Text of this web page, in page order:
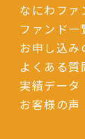
なにわファ
ファンド一
お申し込み
よくある質
実績データ
お客様の声